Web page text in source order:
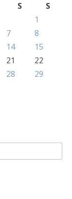
S
S
1
7
8
14
15
21
22
28
29